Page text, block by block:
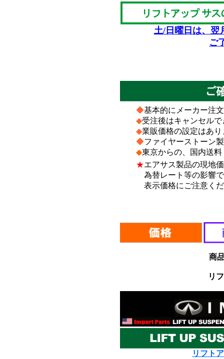
土/日曜日は、翌
ご
◆基本的にメーカー注
◆受注後はキャンセル
◆業販価格の設定はあ
◆ファイヤーストーン
◆東京からの、国内送
★エアサス製品の現地
為替レート等の影響で
表示価格にご注意くだ
商
リ
リフト